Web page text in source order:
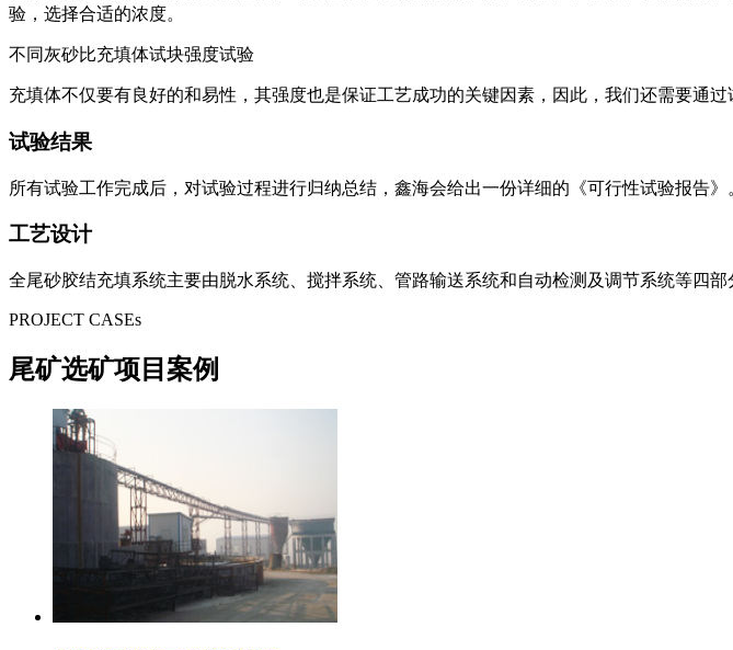
验，选择合适的浓度。
不同灰砂比充填体试块强度试验
充填体不仅要有良好的和易性，其强度也是保证工艺成功的关键因素，因此，我们还需要通
试验结果
所有试验工作完成后，对试验过程进行归纳总结，鑫海会给出一份详细的《可行性试验报告
工艺设计
全尾砂胶结充填系统主要由脱水系统、搅拌系统、管路输送系统和自动检测及调节系统等四部
PROJECT CASEs
尾矿选矿项目案例